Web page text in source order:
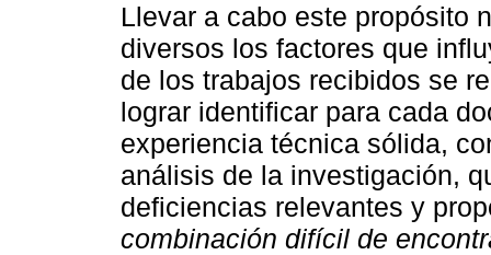
Llevar a cabo este propósito
diversos los factores que
de los trabajos recibidos se
lograr identificar para cada
experiencia técnica sólida,
análisis de la investigación,
deficiencias relevantes y
combinación difícil de